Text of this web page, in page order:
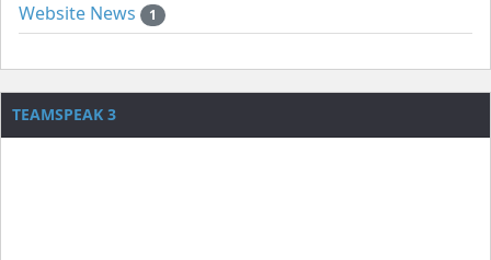
Website News 1
TEAMSPEAK 3